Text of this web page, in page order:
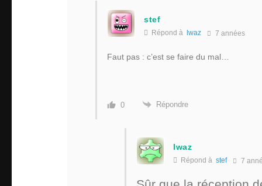
stef
Répond à lwaz 7 années
Faut pas : c’est se faire du mal…
0 Répondre
lwaz
Répond à stef 7